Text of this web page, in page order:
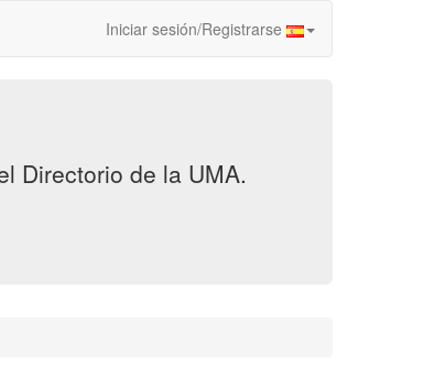
Iniciar sesión/Registrarse
Directorio de la UMA.